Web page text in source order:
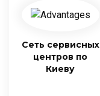
Сеть сервисных
центров по
Киеву